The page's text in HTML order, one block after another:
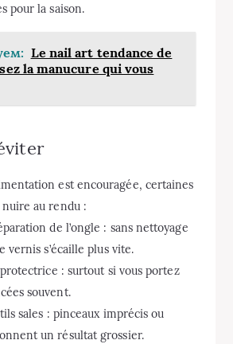
pour la saison.
Le nail art tendance de
la manucure qui vous
est encouragée, certaines
au rendu :
de l’ongle : sans nettoyage
vernis s’écaille plus vite.
: surtout si vous portez
souvent.
sales : pinceaux imprécis ou
un résultat grossier.